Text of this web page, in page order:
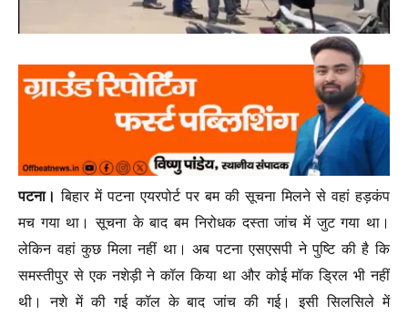
पटना। बिहार में पटना एयरपोर्ट पर बम की सूचना मिलने से वहां हड़कंप
मच गया था। सूचना के बाद बम निरोधक दस्ता जांच में जुट गया था।
लेकिन वहां कुछ मिला नहीं था। अब पटना एसएसपी ने पुष्टि की है कि
समस्तीपुर से एक नशेड़ी ने कॉल किया था और कोई मॉक ड्रिल भी नहीं
थी। नशे में की गई कॉल के बाद जांच की गई। इसी सिलसिले में